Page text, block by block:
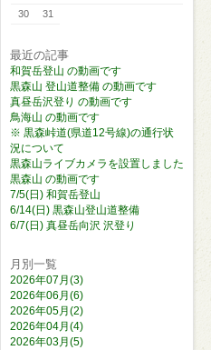
30
31
最近の記事
和賀岳登山 の動画です
黒森山 登山道整備 の動画です
真昼岳沢登り の動画です
鳥海山 の動画です
※ 黒森峠道(県道12号線)の通行状
況について
黒森山ライブカメラを設置しました
黒森山 の動画です
7/5(日) 和賀岳登山
6/14(日) 黒森山登山道整備
6/7(日) 真昼岳向沢 沢登り
月別一覧
2026年07月(3)
2026年06月(6)
2026年05月(2)
2026年04月(4)
2026年03月(5)